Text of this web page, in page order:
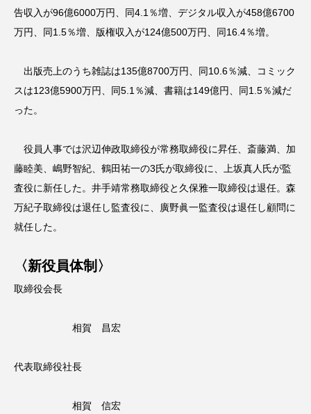
告収入が96億6000万円、同4.1％増、デジタル収入が458億6700
万円、同1.5％増、版権収入が124億500万円、同16.4％増。
出版売上のうち雑誌は135億8700万円、同10.6％減、コミック
スは123億5900万円、同5.1％減、書籍は149億円、同1.5％減だ
った。
役員人事では沢辺伸政取締役が常務取締役に昇任、斎藤満、加
藤睦美、嶋野智紀、鶴田祐一の3氏が取締役に、上坂真人氏が監
査役に新任した。井手靖常務取締役と久保雅一取締役は退任。森
万紀子取締役は退任し監査役に、廣野眞一監査役は退任し顧問に
就任した。
〈新役員体制〉
取締役会長
相賀 昌宏
代表取締役社長
相賀 信宏